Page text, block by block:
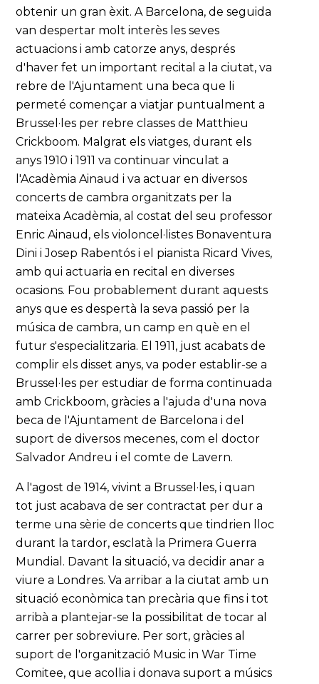
obtenir un gran èxit. A Barcelona, de seguida
van despertar molt interès les seves
actuacions i amb catorze anys, després
d'haver fet un important recital a la ciutat, va
rebre de l'Ajuntament una beca que li
permeté començar a viatjar puntualment a
Brussel·les per rebre classes de Matthieu
Crickboom. Malgrat els viatges, durant els
anys 1910 i 1911 va continuar vinculat a
l'Acadèmia Ainaud i va actuar en diversos
concerts de cambra organitzats per la
mateixa Acadèmia, al costat del seu professor
Enric Ainaud, els violoncel·listes Bonaventura
Dini i Josep Rabentós i el pianista Ricard Vives,
amb qui actuaria en recital en diverses
ocasions. Fou probablement durant aquests
anys que es despertà la seva passió per la
música de cambra, un camp en què en el
futur s'especialitzaria. El 1911, just acabats de
complir els disset anys, va poder establir-se a
Brussel·les per estudiar de forma continuada
amb Crickboom, gràcies a l'ajuda d'una nova
beca de l'Ajuntament de Barcelona i del
suport de diversos mecenes, com el doctor
Salvador Andreu i el comte de Lavern.
A l'agost de 1914, vivint a Brussel·les, i quan
tot just acabava de ser contractat per dur a
terme una sèrie de concerts que tindrien lloc
durant la tardor, esclatà la Primera Guerra
Mundial. Davant la situació, va decidir anar a
viure a Londres. Va arribar a la ciutat amb un
situació econòmica tan precària que fins i tot
arribà a plantejar-se la possibilitat de tocar al
carrer per sobreviure. Per sort, gràcies al
suport de l'organització Music in War Time
Comitee, que acollia i donava suport a músics